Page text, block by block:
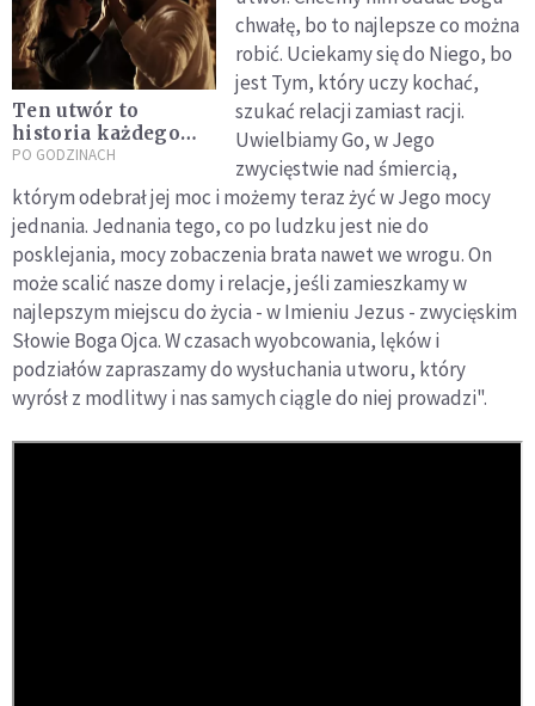
Ten utwór to
historia każdego
człowieka. Wszyscy
głównymi
bohaterami
PO GODZINACH
chwałę, bo to najlepsze co można
robić. Uciekamy się do Niego, bo
jest Tym, który uczy kochać,
szukać relacji zamiast racji.
Uwielbiamy Go, w Jego
zwycięstwie nad śmiercią,
którym odebrał jej moc i możemy teraz żyć w Jego mocy
jednania. Jednania tego, co po ludzku jest nie do
posklejania, mocy zobaczenia brata nawet we wrogu. On
może scalić nasze domy i relacje, jeśli zamieszkamy w
najlepszym miejscu do życia - w Imieniu Jezus - zwycięskim
Słowie Boga Ojca. W czasach wyobcowania, lęków i
podziałów zapraszamy do wysłuchania utworu, który
wyrósł z modlitwy i nas samych ciągle do niej prowadzi".